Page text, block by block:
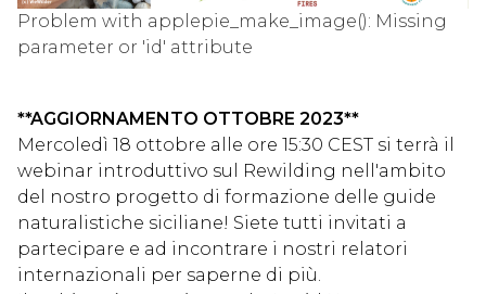
Problem with applepie_make_image(): Missing
parameter or 'id' attribute
**AGGIORNAMENTO OTTOBRE 2023**
Mercoledì 18 ottobre alle ore 15:30 CEST si terrà il
webinar introduttivo sul Rewilding nell'ambito
del nostro progetto di formazione delle guide
naturalistiche siciliane! Siete tutti invitati a
partecipare e ad incontrare i nostri relatori
internazionali per saperne di più.